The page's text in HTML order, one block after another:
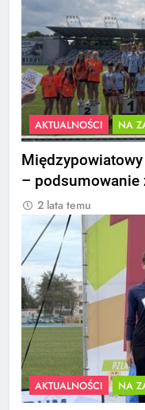
AKTUALNOŚCI NA
– podsumowanie
2 lata temu
AKTUALNOŚCI NA